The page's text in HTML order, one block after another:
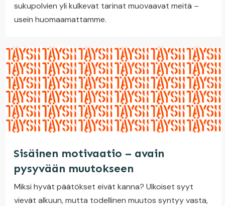
sukupolvien yli kulkevat tarinat muovaavat meitä –
usein huomaamattamme.
Sisäinen motivaatio – avain
pysyvään muutokseen
Miksi hyvät päätökset eivät kanna? Ulkoiset syyt
vievät alkuun, mutta todellinen muutos syntyy vasta,